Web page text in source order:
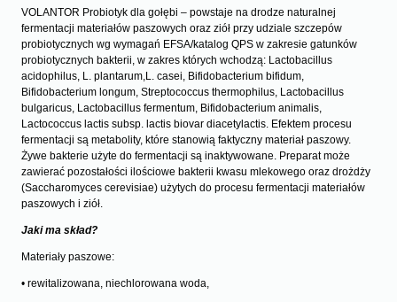
VOLANTOR Probiotyk dla gołębi – powstaje na drodze naturalnej
fermentacji materiałów paszowych oraz ziół przy udziale szczepów
probiotycznych wg wymagań EFSA/katalog QPS w zakresie gatunków
probiotycznych bakterii, w zakres których wchodzą: Lactobacillus
acidophilus, L. plantarum,L. casei, Bifidobacterium bifidum,
Bifidobacterium longum, Streptococcus thermophilus, Lactobacillus
bulgaricus, Lactobacillus fermentum, Bifidobacterium animalis,
Lactococcus lactis subsp. lactis biovar diacetylactis. Efektem procesu
fermentacji są metabolity, które stanowią faktyczny materiał paszowy.
Żywe bakterie użyte do fermentacji są inaktywowane. Preparat może
zawierać pozostałości ilościowe bakterii kwasu mlekowego oraz drożdży
(Saccharomyces cerevisiae) użytych do procesu fermentacji materiałów
paszowych i ziół.
Jaki ma skład?
Materiały paszowe:
• rewitalizowana, niechlorowana woda,